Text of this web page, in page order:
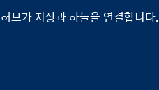
브가 지상과 하늘을 연결합니다.